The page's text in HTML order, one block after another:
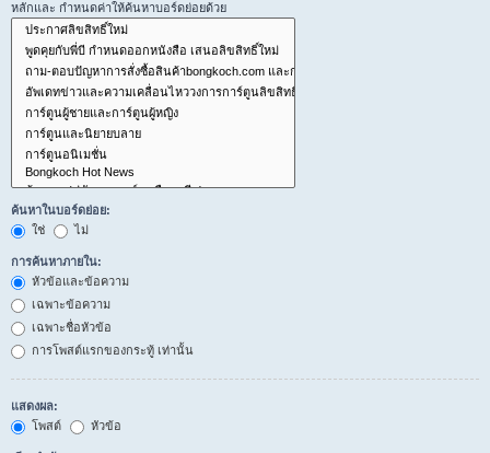
หลักและ กำหนดค่าให้ค้นหาบอร์ดย่อยด้วย
ค้นหาในบอร์ดย่อย:
ใช่
ไม่
การค้นหาภายใน:
หัวข้อและข้อความ
เฉพาะข้อความ
เฉพาะชื่อหัวข้อ
การโพสต์แรกของกระทู้ เท่านั้น
แสดงผล:
โพสต์
หัวข้อ